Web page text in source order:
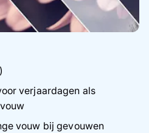
verjaardagen als
vouw bij gevouwen